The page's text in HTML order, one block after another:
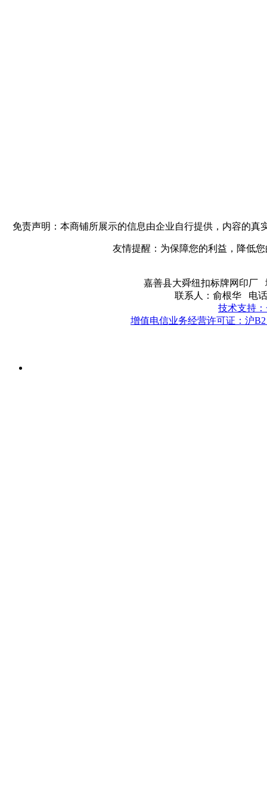
免责声明：本商铺所展示的信息由企业自行提供，内容的
友情提醒：为保障您的利益，降低
嘉善县大舜纽扣标牌网印厂
联系人：俞根华 电
技术支持
增值电信业务经营许可证：沪